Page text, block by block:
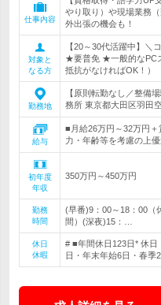
仕事内容
やり取り）や現場業務
外出張の機会も！
対象と
なる方
【20～30代活躍中】＼
★要普免 ★一般的なPC
抵抗がなければOK！）
勤務地
【原則転勤なし／整備
務所 東京都大田区羽田
給与
■月給26万円～32万円
力・年齢等を考慮の上
初年度
年収
350万円～450万円
勤務
時間
(早番)9：00～18：00（
間）(深夜)15：…
休日
休暇
# ■年間休日123日* 休
日・年末年始6日・春季